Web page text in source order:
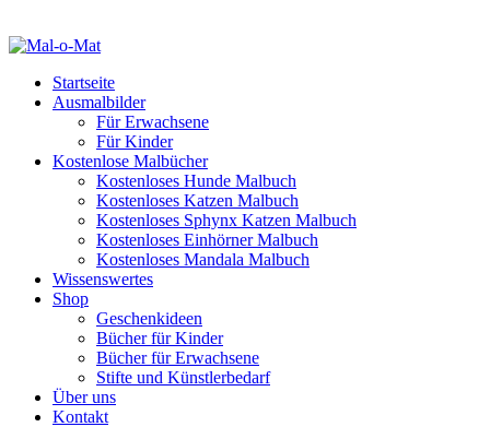
Startseite
Ausmalbilder
Für Erwachsene
Für Kinder
Kostenlose Malbücher
Kostenloses Hunde Malbuch
Kostenloses Katzen Malbuch
Kostenloses Sphynx Katzen Malbuch
Kostenloses Einhörner Malbuch
Kostenloses Mandala Malbuch
Wissenswertes
Shop
Geschenkideen
Bücher für Kinder
Bücher für Erwachsene
Stifte und Künstlerbedarf
Über uns
Kontakt